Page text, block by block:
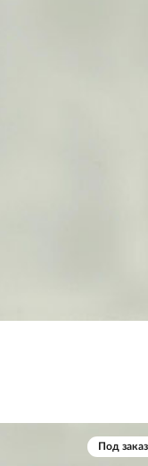
Под заказ